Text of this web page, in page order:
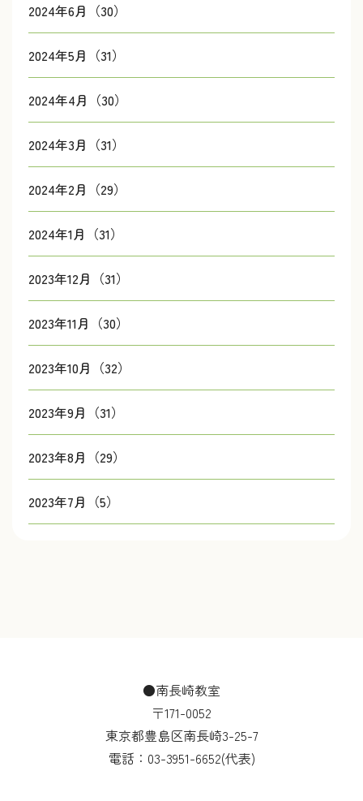
2024年6月（30）
2024年5月（31）
2024年4月（30）
2024年3月（31）
2024年2月（29）
2024年1月（31）
2023年12月（31）
2023年11月（30）
2023年10月（32）
2023年9月（31）
2023年8月（29）
2023年7月（5）
●南長崎教室
〒171-0052
東京都豊島区南長崎3-25-7
電話： 03-3951-6652(代表)